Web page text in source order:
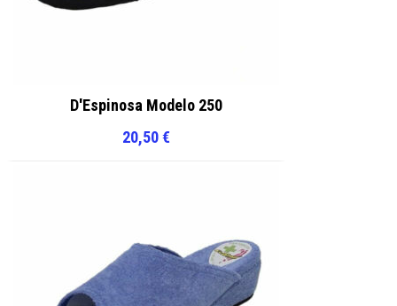
D'Espinosa Modelo 250
20,50€